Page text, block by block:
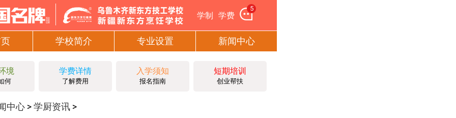
学制 学费
5
学校简介 专业设置 新闻中心
境
何
学费详情
了解费用
入学须知
报名指南
短期培训
创业帮扶
中心> 学厨资讯>